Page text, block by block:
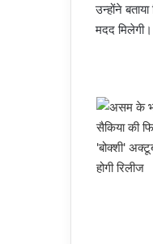
उन्होंने
मदद मिलेगी।